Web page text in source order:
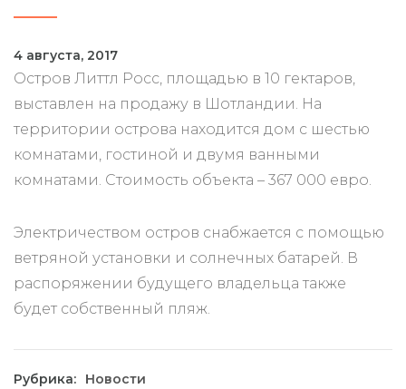
4 августа, 2017
Остров Литтл Росс, площадью в 10 гектаров,
выставлен на продажу в Шотландии. На
территории острова находится дом с шестью
комнатами, гостиной и двумя ванными
комнатами. Стоимость объекта – 367 000 евро.
Электричеством остров снабжается с помощью
ветряной установки и солнечных батарей. В
распоряжении будущего владельца также
будет собственный пляж.
Рубрика: Новости